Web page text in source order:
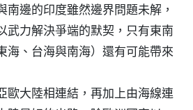
南邊的印度雖然邊界問題未解，
武力解決爭端的默契，只有東南
海、台海與南海）還有可能帶來
歐大陸相連結，再加上由海線連